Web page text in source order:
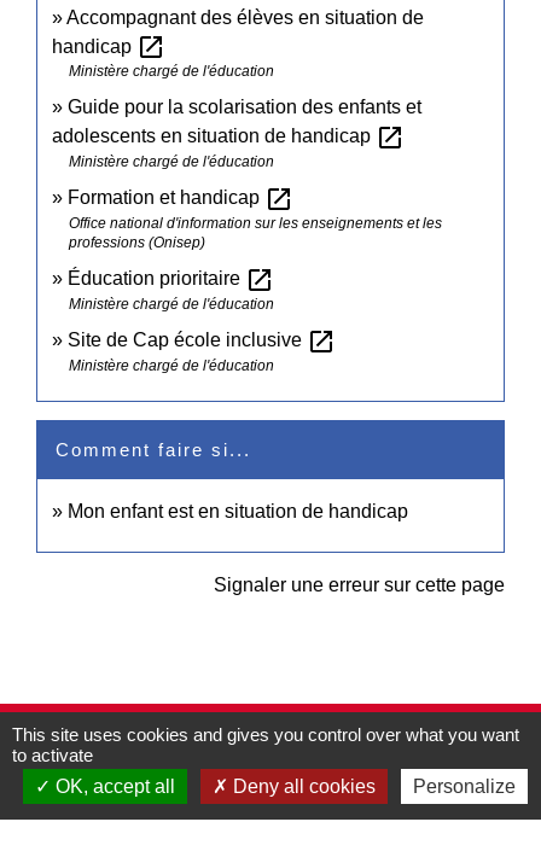
Accompagnant des élèves en situation de
handicap open_in_new
Ministère chargé de l'éducation
Guide pour la scolarisation des enfants et
adolescents en situation de handicap open_in_new
Ministère chargé de l'éducation
Formation et handicap open_in_new
Office national d'information sur les enseignements et les
professions (Onisep)
Éducation prioritaire open_in_new
Ministère chargé de l'éducation
Site de Cap école inclusive open_in_new
Ministère chargé de l'éducation
Comment faire si...
Mon enfant est en situation de handicap
Signaler une erreur sur cette page
Contacts
Commune de Pullay
2 rue des Rossignols
27130 Pullay - FRANCE
This site uses cookies and gives you control over what you want
to activate
OK, accept all
Deny all cookies Personalize